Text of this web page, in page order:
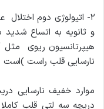
و ثانویه به اتساع
هیپرتانسیون ریوى مثل
نارسایی قلب راست )است
موارد خفیف نارسایی
دریچه سه لتی قلب